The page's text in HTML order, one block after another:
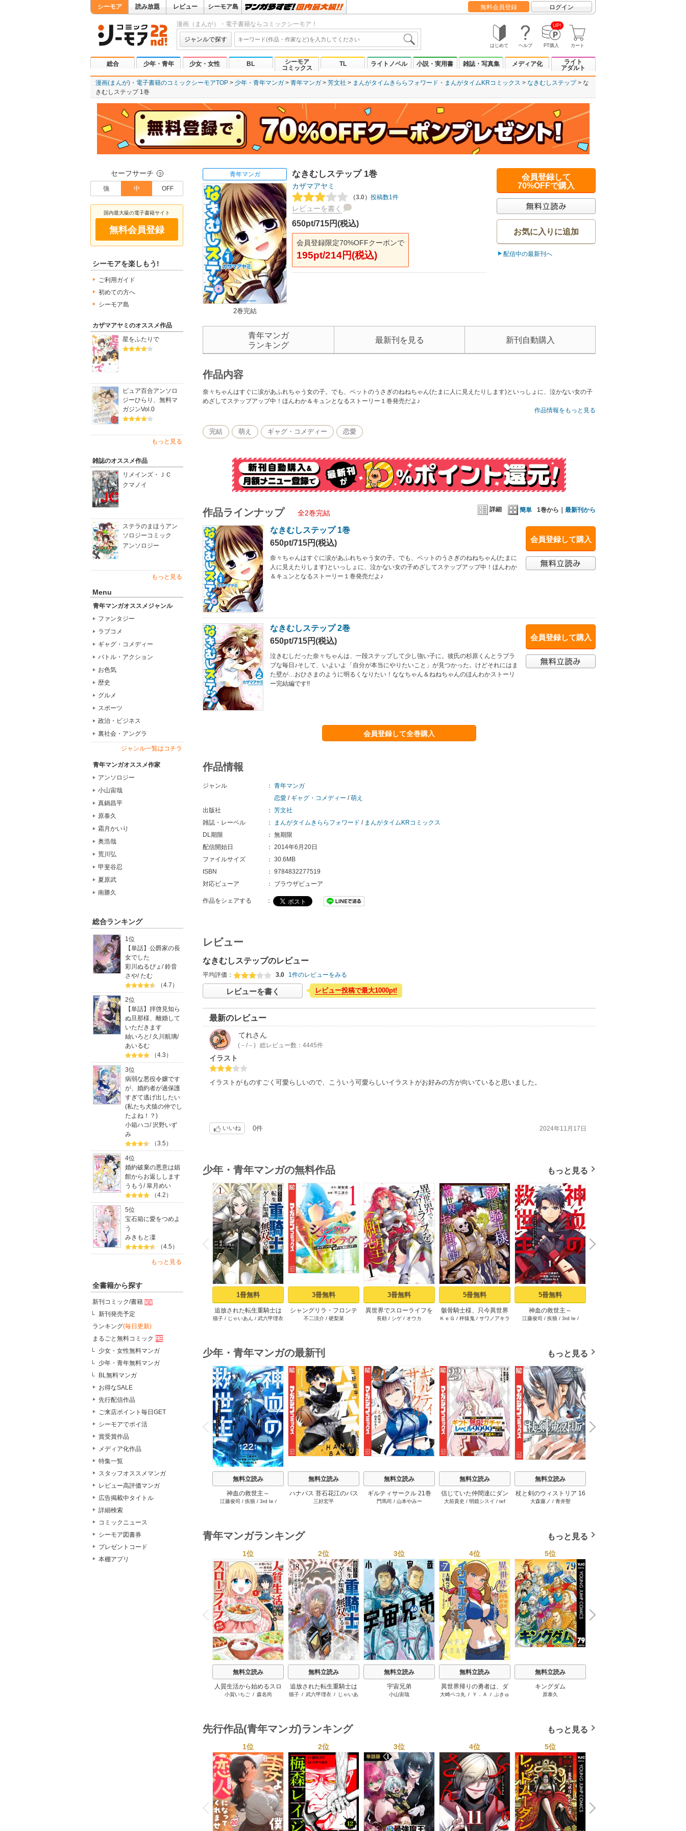
シーモア 読み放題 レビュー シーモア島 無料会員登録 ログイン
漫画（まんが）・電子書籍ならコミックシーモア！
ジャンルで探す
はじめて ヘルプ
UP!
PT購入 カート
総合 少年・青年 少女・女性 BL
シーモア
コミックス
TL ライトノベル 小説・実用書 雑誌・写真集 メディア化
ライト
アダルト
漫画(まんが)・電子書籍のコミックシーモアTOP 少年・青年マンガ 青年マンガ 芳文社 まんがタイムきららフォワード まんがタイムKRコミックス なきむしステップ
な
きむしステップ 1巻
セーフサーチ ？
強 中 OFF
国内最大級の電子書籍サイト
無料会員登録
シーモアを楽しもう!
ご利用ガイド
初めての方へ
シーモア島
カザマアヤミのオススメ作品
星をふたりで
ピュア百合アンソロ
ジーひらり、無料マ
ガジンVol.0
もっと見る
雑誌のオススメ作品
リメインズ・ＪＣ
クマノイ
ステラのまほうアン
ソロジーコミック
アンソロジー
もっと見る
Menu
青年マンガオススメジャンル
ファンタジー
ラブコメ
ギャグ・コメディー
バトル・アクション
お色気
歴史
グルメ
スポーツ
政治・ビジネス
裏社会・アングラ
ジャンル一覧はコチラ
青年マンガオススメ作家
アンソロジー
小山宙哉
真鍋昌平
原泰久
霜月かいり
奥浩哉
荒川弘
甲斐谷忍
夏原武
南勝久
総合ランキング
1位
【単話】公爵家の長
女でした
彩川ぬるぴょ /鈴音
さや/たむ
（4.7）
2位
【単話】拝啓見知ら
ぬ旦那様、離婚して
いただきます
紬いろと / 久川航璃/
あいるむ
（4.3）
3位
病弱な悪役令嬢です
が、婚約者が過保護
すぎて逃げ出したい
(私たち犬猿の仲でし
たよね！？)
小箱ハコ/沢野いず
み
（3.5）
4位
婚約破棄の悪意は娼
館からお返しします
うもう /皐月めい
（4.2）
5位
宝石箱に愛をつめよ
う
みきもと凜
（4.5）
もっと見る
全書籍から探す
新刊コミック/書籍
新刊発売予定
ランキング(毎日更新)
まるごと無料コミック
少女・女性無料マンガ
少年・青年無料マンガ
BL無料マンガ
お得なSALE
先行配信作品
ご来店ポイント毎日GET
シーモアでポイ活
賞受賞作品
メディア化作品
特集一覧
スタッフオススメマンガ
レビュー高評価マンガ
広告掲載中タイトル
詳細検索
コミックニュース
シーモア図書券
プレゼントコード
本棚アプリ
青年マンガ
2巻完結
なきむしステップ 1巻
カザマアヤミ
（3.0） 投稿数1件
レビューを書く
650pt/715円(税込)
会員登録限定70%OFFクーポンで
195pt/214円(税込)
会員登録して
70%OFFで購入
お気に入りに追加
配信中の最新刊へ
青年マンガ
ランキング
最新刊を見る 新刊自動購入
作品内容
奈々ちゃんはすぐに涙があふれちゃう女の子。でも、ペットのうさぎのねねちゃん(たまに人に見えたりします)といっしょに、泣かない女の子
めざしてステップアップ中！ほんわか＆キュンとなるストーリー１巻発売だよ♪
作品情報をもっと見る
完結 萌え ギャグ・コメディー 恋愛
詳細 簡単 1巻から｜ 最新刊から
作品ラインナップ 全2巻完結
会員登録して購入
なきむしステップ 1巻
650pt/715円(税込)
奈々ちゃんはすぐに涙があふれちゃう女の子。でも、ペットのうさぎのねねちゃん(たまに
人に見えたりします)といっしょに、泣かない女の子めざしてステップアップ中！ほんわか
＆キュンとなるストーリー１巻発売だよ♪
会員登録して購入
なきむしステップ 2巻
650pt/715円(税込)
泣きむしだった奈々ちゃんは、一段ステップして少し強い子に。彼氏の杉原くんとラブラ
ブな毎日♪そして、いよいよ「自分が本当にやりたいこと」が見つかった。けどそれにはま
た壁が…おひさまのように明るくなりたい！ななちゃん＆ねねちゃんのほんわかストーリ
ー完結編です!!
会員登録して全巻購入
作品情報
ジャンル ： 青年マンガ
恋愛 / ギャグ・コメディー /萌え
出版社
： 芳文社
雑誌・レーベル
： まんがタイムきららフォワード / まんがタイムKRコミックス
DL期限
： 無期限
配信開始日
： 2014年6月20日
ファイルサイズ
： 30.6MB
ISBN
： 9784832277519
対応ビューア
： ブラウザビューア
作品をシェアする ：
レビュー
なきむしステップのレビュー
平均評価： 3.0 1件のレビューをみる
レビューを書く レビュー投稿で最大1000pt!
最新のレビュー
てれさん
(－/－) 総レビュー数：4445件
イラスト
イラストがものすごく可愛らしいので、こういう可愛らしいイラストがお好みの方が向いていると思いました。
いいね 0件 2024年11月17日
少年・青年マンガの無料作品 もっと見る
P
r
e
v
i
o
u
s
1冊無料
追放された転生重騎士は
ゲーム知識で無双する
猫子 / じゃいあん / 武六甲理衣
3冊無料
シャングリラ・フロンテ
ィア（１） ～クソゲー
不二涼介/ 硬梨菜
3冊無料
異世界でスローライフを
（願望） 1
長頼 / シゲ / オウカ
5冊無料
骸骨騎士様、只今異世界
へお出掛け中 I
ＫｅＧ / 秤猿鬼 / サワノアキラ
5冊無料
神血の救世主～
0.00000001％を引き当て
江藤俊司 / 疾狼 / 3rd Ie /
N
e
x
t
少年・青年マンガの最新刊 もっと見る
P
r
e
v
i
o
u
s
無料立読み
神血の救世主～
0.00000001％を引き当て
江藤俊司 / 疾狼 / 3rd Ie /
無料立読み
ハナバス 苔石花江のバス
ケ論 7巻
三好宏平
無料立読み
ギルティサークル 21巻
門馬司 / 山本やみー
無料立読み
信じていた仲間達にダン
ジョン奥地で殺されかけ
讐＆『ざまぁ！』しま
す！ 23巻
大前貴史 / 明鏡シスイ / tef
無料立読み
杖と剣のウィストリア 16
巻
大森藤ノ / 青井聖
N
e
x
t
青年マンガランキング もっと見る
P
r
e
v
i
o
u
s
1位
無料立読み
人質生活から始めるスロ
ーライフ
小賀いちご/ 森名尚
2位
無料立読み
追放された転生重騎士は
ゲーム知識で無双する
猫子 / 武六甲理衣 /
じゃいあ
3位
無料立読み
宇宙兄弟
小山宙哉
4位
無料立読み
異世界帰りの勇者は、ダ
ンジョンが出現した現実
大崎ペコ丸 / Ｙ．Ａ / ぷきゅ
5位
無料立読み
キングダム
原泰久
N
e
x
t
先行作品(青年マンガ)ランキング もっと見る
P
r
e
v
i
o
u
s
1位 2位 3位 4位 5位
N
e
x
t